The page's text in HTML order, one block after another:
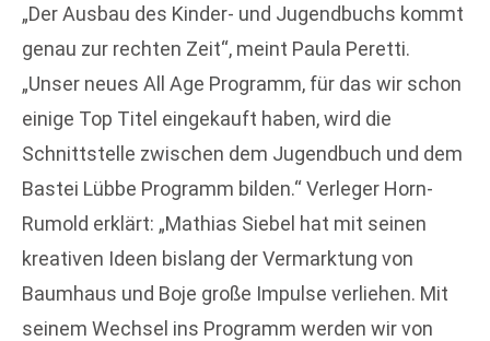
„Der Ausbau des Kinder- und Jugendbuchs kommt
genau zur rechten Zeit“, meint Paula Peretti.
„Unser neues All Age Programm, für das wir schon
einige Top Titel eingekauft haben, wird die
Schnittstelle zwischen dem Jugendbuch und dem
Bastei Lübbe Programm bilden.“ Verleger Horn-
Rumold erklärt: „Mathias Siebel hat mit seinen
kreativen Ideen bislang der Vermarktung von
Baumhaus und Boje große Impulse verliehen. Mit
seinem Wechsel ins Programm werden wir von